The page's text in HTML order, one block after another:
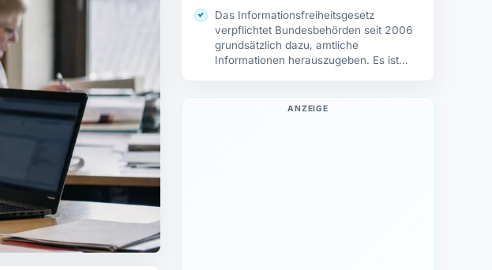
Das Informationsfreiheitsgesetz
verpflichtet Bundesbehörden seit 2006
grundsätzlich dazu, amtliche
Informationen herauszugeben. Es ist
ANZEIGE